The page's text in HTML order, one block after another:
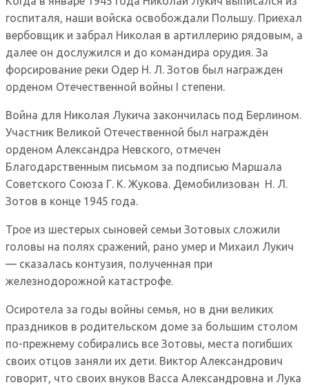
госпиталя, наши войска освобождали Польшу. Приехал
вербовщик и забрал Николая в артиллерию рядовым, а
далее он дослужился и до командира орудия. За
форсирование реки Одер Н. Л. Зотов был награжден
орденом Отечественной войны I степени.
Война для Николая Лукича закончилась под Берлином.
Участник Великой Отечественной был награждён
орденом Александра Невского, отмечен
Благодарственным письмом за подписью Маршала
Советского Союза Г. К. Жукова. Демобилизован Н. Л.
Зотов в конце 1945 года.
Трое из шестерых сыновей семьи Зотовых сложили
головы на полях сражений, рано умер и Михаил Лукич
— сказалась контузия, полученная при
железнодорожной катастрофе.
Осиротела за годы войны семья, но в дни великих
праздников в родительском доме за большим столом
по-прежнему собирались все Зотовы, места погибших
своих отцов заняли их дети. Виктор Александрович
говорит, что своих внуков Васса Александровна и Лука